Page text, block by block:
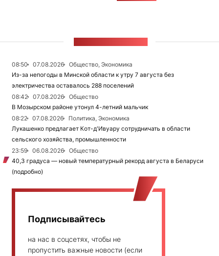
08:50 07.08.2026
Общество, Экономика
Из-за непогоды в Минской области к утру 7 августа без
электричества оставалось 288 поселений
08:42
07.08.2026
Общество
В Мозырском районе утонул 4-летний мальчик
08:22
07.08.2026
Политика, Экономика
Лукашенко предлагает Кот-д'Ивуару сотрудничать в области
сельского хозяйства, промышленности
23:59
06.08.2026
Общество
40,3 градуса — новый температурный рекорд августа в Беларуси
(подробно)
Подписывайтесь
на нас в соцсетях, чтобы не
пропустить важные новости (если